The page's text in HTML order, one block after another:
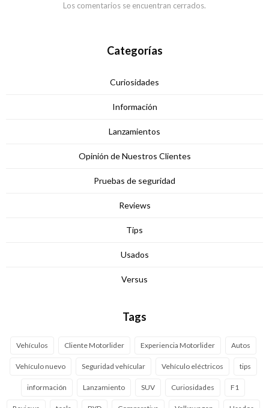
Los comentarios se encuentran cerrados.
Categorías
Curiosidades
Información
Lanzamientos
Opinión de Nuestros Clientes
Pruebas de seguridad
Reviews
Tips
Usados
Versus
Tags
Vehículos Cliente Motorlider Experiencia Motorlider Autos
Vehículo nuevo Seguridad vehícular Vehículo eléctricos tips
información Lanzamiento SUV Curiosidades F1